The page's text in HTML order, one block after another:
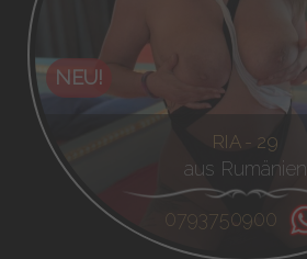
NEU!
RIA - 29
aus Rumänien
0793750900